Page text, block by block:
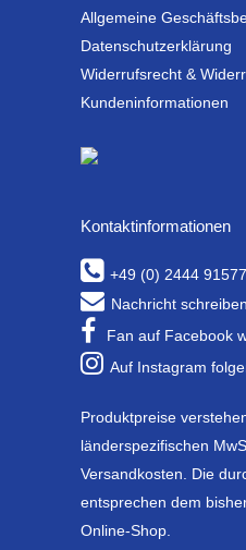
Allgemeine
Datenschutzerklärung
Widerrufsrecht &
Kundeninformationen
Kontaktinformationen
+49 (0) 2444
Nachricht schreiben
Fan auf Facebook
Auf Instagram
Produktpreise
länderspezifischen
Versandkosten. Die
entsprechen dem
Online-Shop.